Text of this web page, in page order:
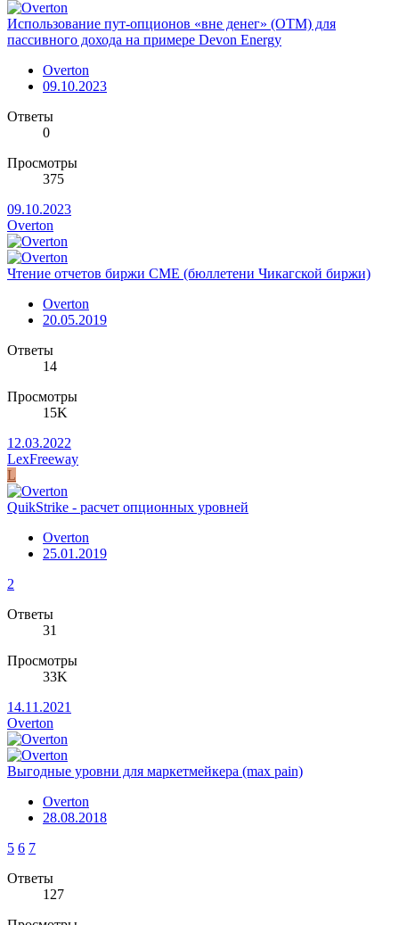
Использование пут-опционов «вне денег» (OTM) для
пассивного дохода на примере Devon Energy
Overton
09.10.2023
Ответы
0
Просмотры
375
09.10.2023
Overton
Чтение отчетов биржи CME (бюллетени Чикагской биржи)
Overton
20.05.2019
Ответы
14
Просмотры
15K
12.03.2022
LexFreeway
L
QuikStrike - расчет опционных уровней
Overton
25.01.2019
2
Ответы
31
Просмотры
33K
14.11.2021
Overton
Выгодные уровни для маркетмейкера (max pain)
Overton
28.08.2018
5 6 7
Ответы
127